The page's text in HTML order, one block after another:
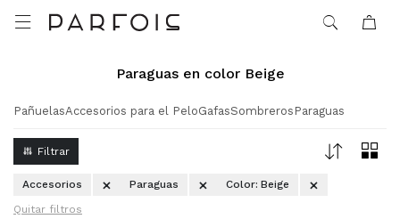

Paraguas en color Beige
PañuelasAccesorios para el PeloGafasSombreros Paraguas
Accesorios Paraguas Color: Beige
Quitar filtros